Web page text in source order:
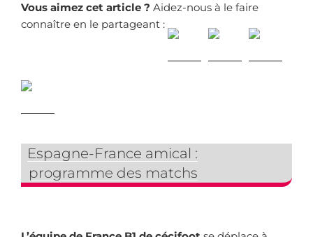
Vous aimez cet article ? Aidez-nous à le faire
connaître en le partageant :
Espagne-France amical :
programme des matchs